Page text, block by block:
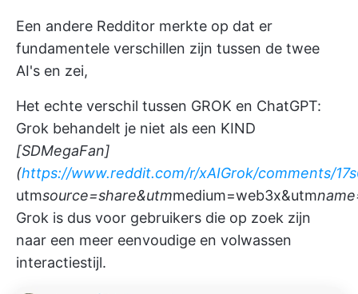
Een andere Redditor merkte op dat er
fundamentele verschillen zijn tussen de twee
AI's en zei,
Het echte verschil tussen GROK en ChatGPT:
Grok behandelt je niet als een KIND
[SDMegaFan]
(https://www.reddit.com/r/xAIGrok/comments/
utmsource=share&utmmedium=web3x&utm
Grok is dus voor gebruikers die op zoek zijn
naar een meer eenvoudige en volwassen
interactiestijl.